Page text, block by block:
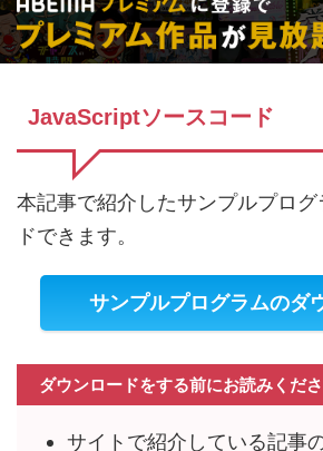
JavaScriptソースコード
本記事で紹介したサンプルプロ
ドできます。
サンプルプログラムのダ
ダウンロードをする前にお読みくだ
サイトで紹介している記事